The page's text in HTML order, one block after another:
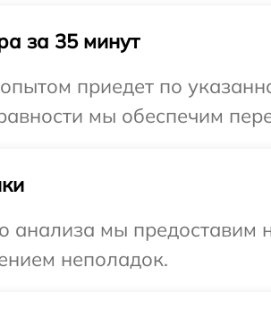
за 35 минут
приедет по
мы обеспечим
анализа мы предоставим
неполадок.